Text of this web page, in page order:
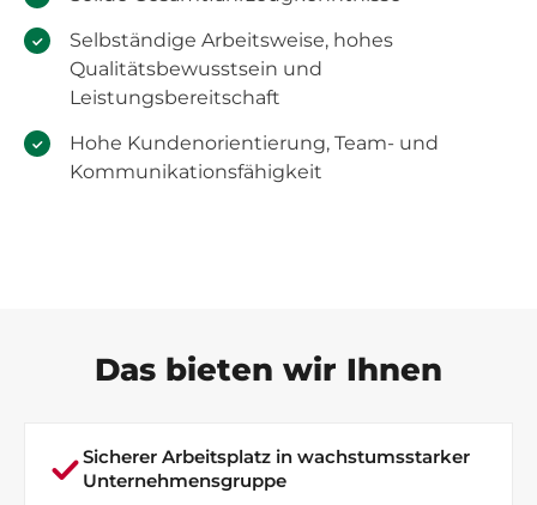
Selbständige Arbeitsweise, hohes
Qualitätsbewusstsein und
Leistungsbereitschaft
Hohe Kundenorientierung, Team- und
Kommunikationsfähigkeit
Das bieten wir Ihnen
Sicherer Arbeitsplatz in wachstumsstarker
Unternehmensgruppe